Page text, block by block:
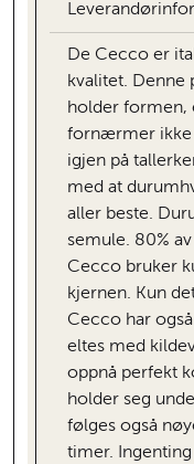
De Cecco er
kvalitet. Denne
holder formen,
fornærmer ikke
igjen på
med at
aller beste.
semule. 80%
Cecco bruker
kjernen. Kun
Cecco har
eltes med
oppnå perfekt
holder seg
følges også
timer. Ingenting